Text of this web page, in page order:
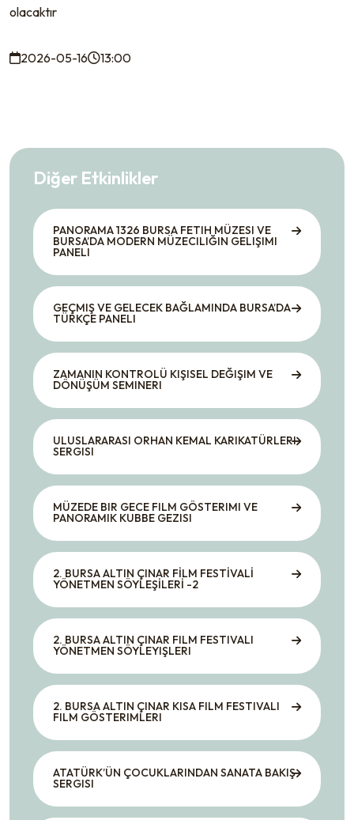
olacaktır
2026-05-16 13:00
Diğer Etkinlikler
PANORAMA 1326 BURSA FETIH MÜZESI VE
BURSA’DA MODERN MÜZECILIĞIN GELIŞIMI
PANELI
GEÇMIŞ VE GELECEK BAĞLAMINDA BURSA’DA
TÜRKÇE PANELI
ZAMANIN KONTROLÜ KIŞISEL DEĞIŞIM VE
DÖNÜŞÜM SEMINERI
ULUSLARARASI ORHAN KEMAL KARIKATÜRLERI
SERGISI
MÜZEDE BIR GECE FILM GÖSTERIMI VE
PANORAMIK KUBBE GEZISI
2. BURSA ALTIN ÇINAR FİLM FESTİVALİ
YÖNETMEN SÖYLEŞİLERİ -2
2. BURSA ALTIN ÇINAR FILM FESTIVALI
YÖNETMEN SÖYLEYIŞLERI
2. BURSA ALTIN ÇINAR KISA FILM FESTIVALI
FILM GÖSTERIMLERI
ATATÜRK’ÜN ÇOCUKLARINDAN SANATA BAKIŞ
SERGISI